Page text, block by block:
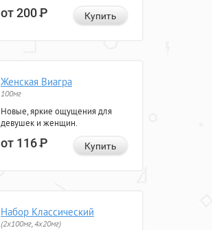
от 200Р Купить
Женская Виагра
100мг
Новые, яркие ощущения для
девушек и женщин.
от 116Р Купить
Набор Классический
(2x100мг, 4x20мг)